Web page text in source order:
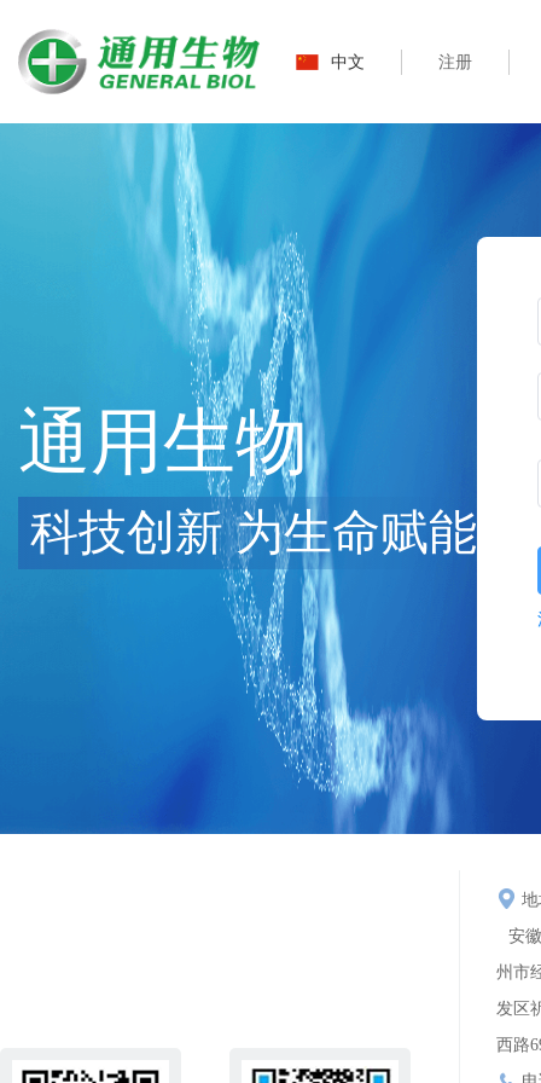
中文 注册
通用生物
科技创新 为生命赋能
安
州市
发区
西路